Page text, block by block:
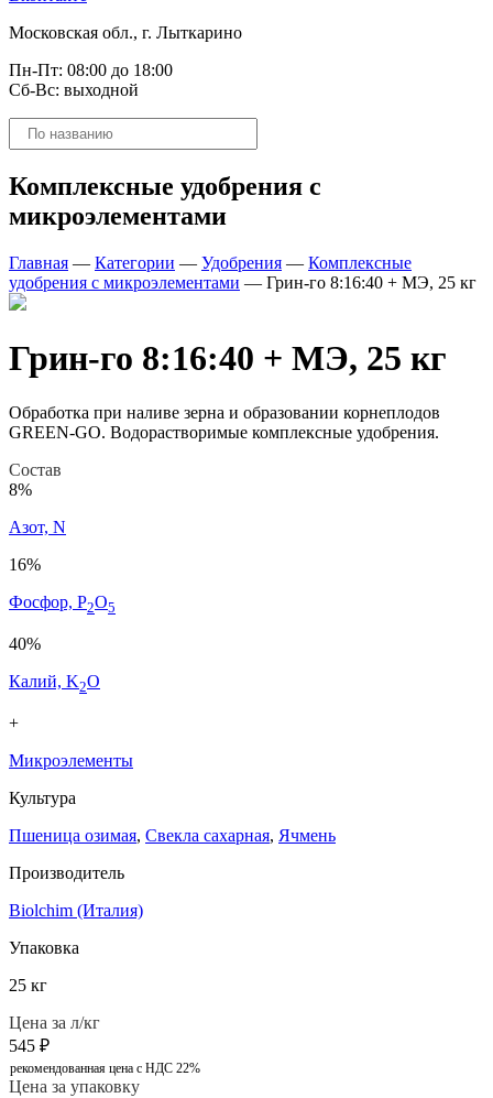
Московская обл., г. Лыткарино
Пн-Пт: 08:00 до 18:00
Сб-Вс: выходной
Поиск
товаров
Комплексные удобрения с
микроэлементами
Главная — Категории — Удобрения — Комплексные
удобрения с микроэлементами — Грин-го 8:16:40 + МЭ, 25 кг
Грин-го 8:16:40 + МЭ, 25 кг
Обработка при наливе зерна и образовании корнеплодов
GREEN-GO. Водорастворимые комплексные удобрения.
Состав
8%
Азот, N
16%
Фосфор, P2O5
40%
Калий, K2O
+
Микроэлементы
Культура
Пшеница озимая, Свекла сахарная, Ячмень
Производитель
Biolchim (Италия)
Упаковка
25 кг
Цена за л/кг
545 ₽
рекомендованная цена с НДС 22%
Цена за упаковку